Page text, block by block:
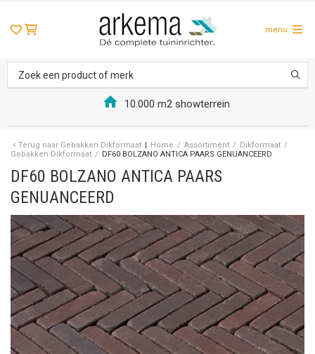
menu
10.000 m2 showterrein
Terug naar Gebakken Dikformaat Home / Assortiment / Dikformaat /
Gebakken Dikformaat / DF60 BOLZANO ANTICA PAARS GENUANCEERD
DF60 BOLZANO ANTICA PAARS
GENUANCEERD